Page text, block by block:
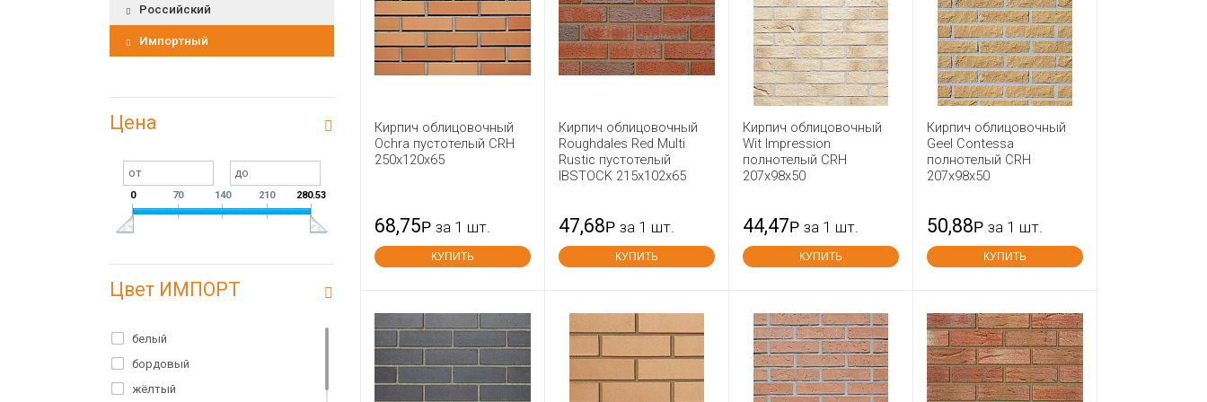
Российский
Импортный
Цена
0 70 140 210 280.53
Цвет ИМПОРТ
белый
бордовый
жёлтый
Кирпич облицовочный
Ochra пустотелый CRH
250x120x65
68,75Р за 1 шт.
КУПИТЬ
Кирпич облицовочный
Roughdales Red Multi
Rustic пустотелый
IBSTOCK 215х102х65
47,68Р за 1 шт.
КУПИТЬ
Кирпич облицовочный
Wit Impression
полнотелый CRH
207x98x50
44,47Р за 1 шт.
КУПИТЬ
Кирпич облицовочный
Geel Contessa
полнотелый CRH
207x98x50
50,88Р за 1 шт.
КУПИТЬ